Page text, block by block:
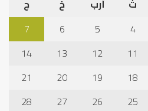
ث أرب خ
ج
4
5
6
7
11
12
13
14
18
19
20
21
25
26
27
28